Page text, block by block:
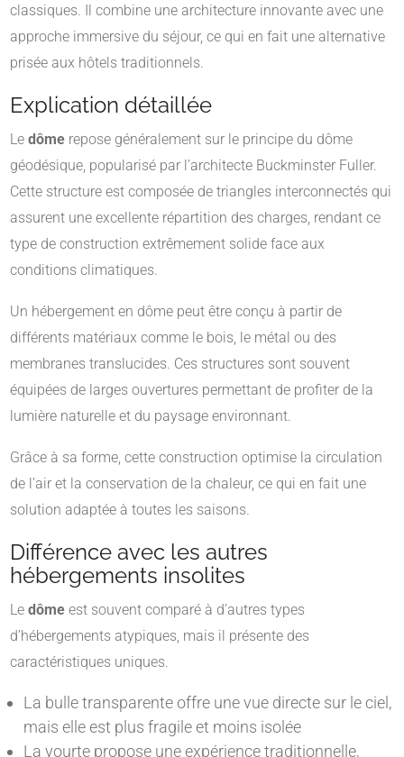
classiques. Il combine une architecture innovante avec une
approche immersive du séjour, ce qui en fait une alternative
prisée aux hôtels traditionnels.
Explication détaillée
Le dôme repose généralement sur le principe du dôme
géodésique, popularisé par l’architecte Buckminster Fuller.
Cette structure est composée de triangles interconnectés qui
assurent une excellente répartition des charges, rendant ce
type de construction extrêmement solide face aux
conditions climatiques.
Un hébergement en dôme peut être conçu à partir de
différents matériaux comme le bois, le métal ou des
membranes translucides. Ces structures sont souvent
équipées de larges ouvertures permettant de profiter de la
lumière naturelle et du paysage environnant.
Grâce à sa forme, cette construction optimise la circulation
de l’air et la conservation de la chaleur, ce qui en fait une
solution adaptée à toutes les saisons.
Différence avec les autres
hébergements insolites
Le dôme est souvent comparé à d’autres types
d’hébergements atypiques, mais il présente des
caractéristiques uniques.
La bulle transparente offre une vue directe sur le ciel,
mais elle est plus fragile et moins isolée
La yourte propose une expérience traditionnelle,